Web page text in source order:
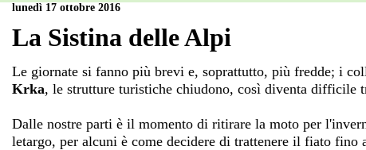
lunedì 17 ottobre 2016
La Sistina delle Alpi
Le giornate si fanno più brevi e, soprattutto, più fredde; i
Krka, le strutture turistiche chiudono, così diventa difficile
Dalle nostre parti è il momento di ritirare la moto per
letargo, per alcuni è come decidere di trattenere il fiato